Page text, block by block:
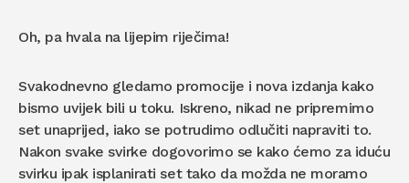
Oh, pa hvala na lijepim riječima!
Svakodnevno gledamo promocije i nova izdanja kako
bismo uvijek bili u toku. Iskreno, nikad ne pripremimo
set unaprijed, iako se potrudimo odlučiti napraviti to.
Nakon svake svirke dogovorimo se kako ćemo za iduću
svirku ipak isplanirati set tako da možda ne moramo